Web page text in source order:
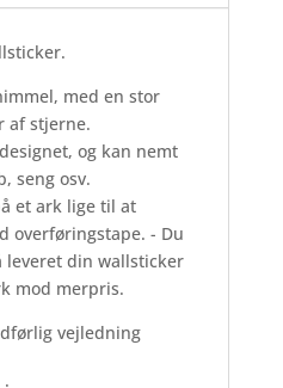
med en stor
af stjerne.
og kan nemt
seng osv.
et ark lige til at
overføringstape. - Du
leveret din wallsticker
mod merpris.
vejledning